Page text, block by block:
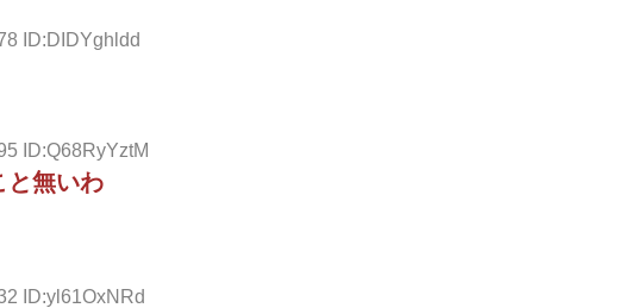
ID:DIDYghldd
ID:Q68RyYztM
と無いわ
ID:yl61OxNRd